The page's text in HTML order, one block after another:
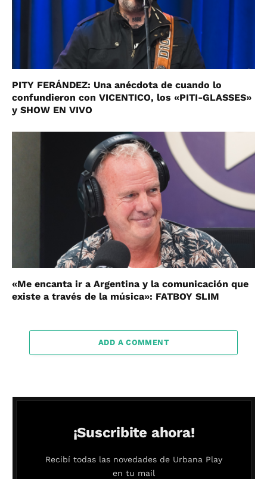
PITY FERÁNDEZ: Una anécdota de cuando lo
confundieron con VICENTICO, los «PITI-GLASSES»
y SHOW EN VIVO
«Me encanta ir a Argentina y la comunicación que
existe a través de la música»: FATBOY SLIM
ADD A COMMENT
¡Suscribite ahora!
Recibí todas las novedades de Urbana Play
en tu mail